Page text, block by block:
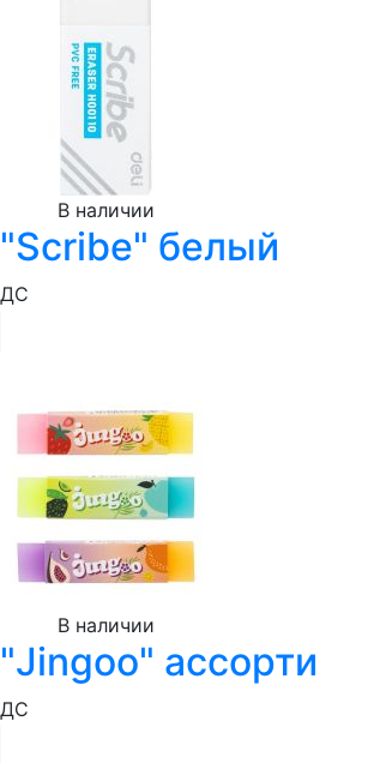
В наличии
белый
В наличии
ассорти